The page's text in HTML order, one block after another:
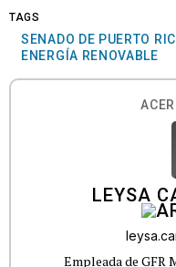
TAGS
SENADO DE PUERTO
ENERGÍA RENOVABLE
LEYSA
Empleada de GFR